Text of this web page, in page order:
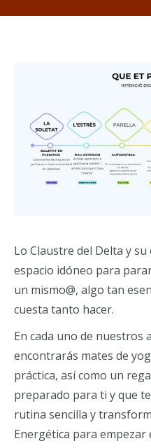
Lo Claustre del Delta y
espacio idóneo para
un mismo@, algo tan
cuesta tanto hacer.
En cada uno de nuestros
encontrarás mates de
práctica, así como un
preparado para ti y que
rutina sencilla y
Energética para empezar